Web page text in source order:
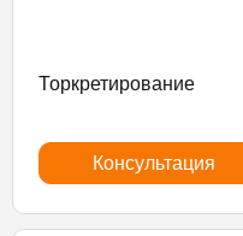
Торкретирование
Консультация